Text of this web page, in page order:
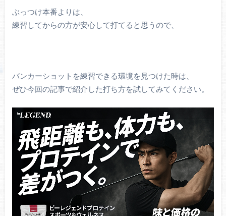
ぶっつけ本番よりは、
練習してからの方が安心して打てると思うので、
バンカーショットを練習できる環境を見つけた時は、
ぜひ今回の記事で紹介した打ち方を試してみてください。